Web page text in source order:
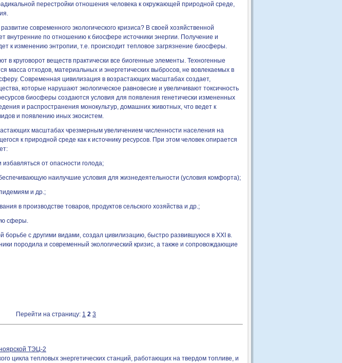
перестройки отношения человека к окружающей природной среде,
современного экологического кризиса? В своей хозяйственной
внутренние по отношению к биосфере источники энергии. Получение и
к изменению энтропии, т.е. происходит тепловое загрязнение биосферы.
в круговорот веществ практически все биогенные элементы. Техногенные
масса отходов, материальных и энергетических выбросов, не вовлекаемых в
Современная цивилизация в возрастающих масштабах создает,
которые нарушают экологическое равновесие и увеличивают токсичность
биосферы создаются условия для появления генетически измененных
и распространения монокультур, домашних животных, что ведет к
и появлению иных экосистем.
масштабах чрезмерным увеличением численности населения на
к природной среде как к источнику ресурсов. При этом человек опирается
от опасности голода;
наилучшие условия для жизнедеятельности (условия комфорта);
и др.;
в производстве товаров, продуктов сельского хозяйства и др.;
сферы.
борьбе с другими видами, создал цивилизацию, быстро развившуюся в XXI в.
породила и современный экологический кризис, а также и сопровождающие
Перейти на страницу: 1 2 3
ТЭЦ-2
цикла тепловых энергетических станций, работающих на твердом топливе, и